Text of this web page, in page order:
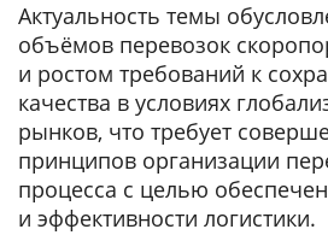
Актуальность темы
объёмов перевозок
и ростом требований к
качества в условиях
рынков, что требует
принципов организации
процесса с целью
и эффективности логистики.